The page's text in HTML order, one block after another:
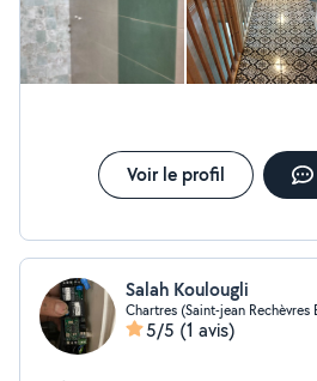
Voir le profil
Salah Koulougli
Chartres (Saint-jean Rechèvres
5/5 (1 avis)